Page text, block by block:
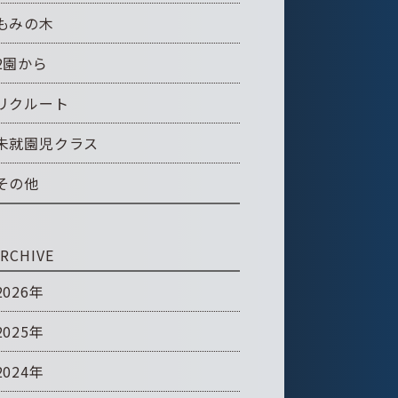
みの木
から
クルート
就園児クラス
の他
年
年
年